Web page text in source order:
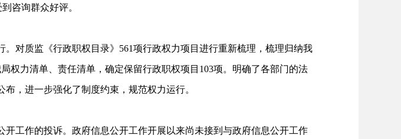
咨询群众好评。
质监《行政职权目录》561项行政权力项目进行重新梳理，梳理归纳我
权力清单、责任清单，确定保留行政职权项目103项。明确了各部门的法
，进一步强化了制度约束，规范权力运行。
作的投诉。政府信息公开工作开展以来尚未接到与政府信息公开工作